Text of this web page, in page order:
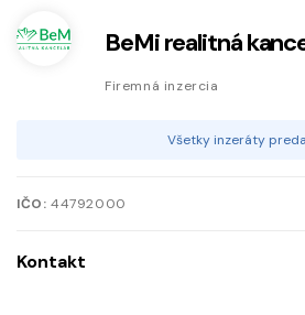
BeMi realitná
Firemná inzercia
Všetky inzeráty
IČO: 44792000
Kontakt